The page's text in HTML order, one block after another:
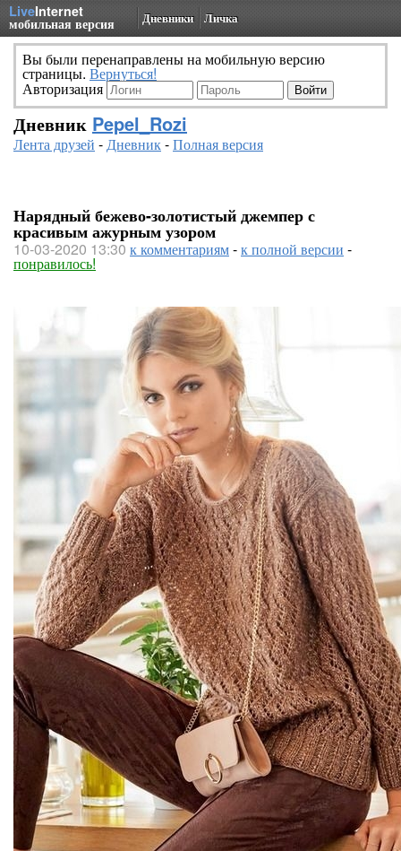
LiveInternet
мобильная версия Дневники Личка
Вы были перенаправлены на мобильную версию
страницы. Вернуться!
Авторизация
Дневник Pepel_Rozi
Лента друзей -Дневник-Полная версия
Нарядный бежево-золотистый джемпер с
красивым ажурным узором
10-03-2020 13:30 к комментариям-к полной версии -
понравилось!